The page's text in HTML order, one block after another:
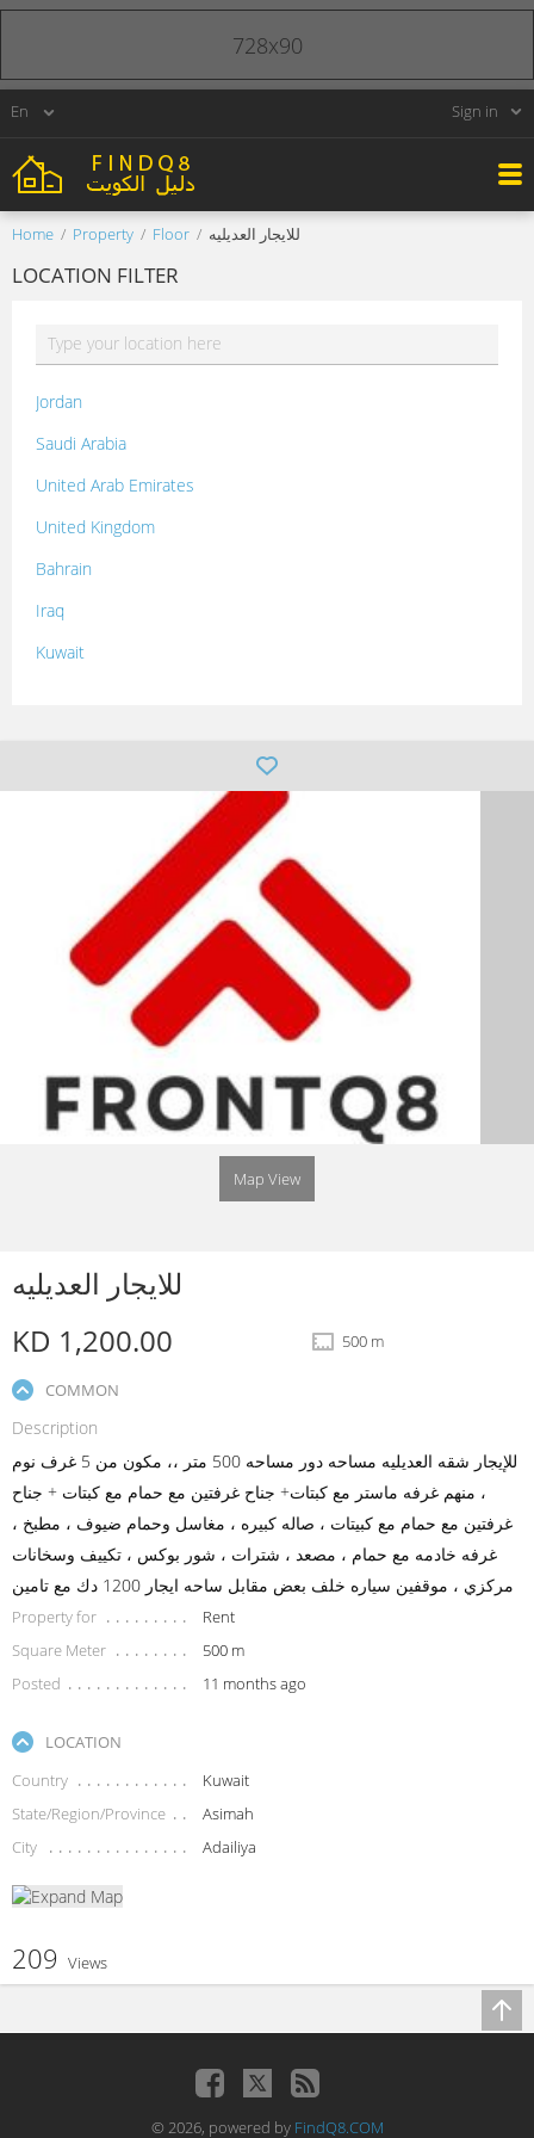
Sign in
Home Property Floor للايجار العديليه
LOCATION FILTER
Jordan
Saudi Arabia
United Arab Emirates
United Kingdom
Bahrain
Iraq
Kuwait
Tunisia
Turkey
Map View
للايجار العديليه
KD 1,200.00
500 m
COMMON
Description
للإيجار شقه العديليه مساحه دور مساحه 500 متر ،، مكون من 5 غرف نوم
، منهم غرفه ماستر مع كبتات+ جناح غرفتين مع حمام مع كبتات + جناح
غرفتين مع حمام مع كبيتات ، صاله كبيره ، مغاسل وحمام ضيوف ، مطبخ ،
غرفه خادمه مع حمام ، مصعد ، شترات ، شور بوكس ، تكييف وسخانات
مركزي ، موقفين سياره خلف بعض مقابل ساحه ايجار 1200 دك مع تامين
Property for
Rent
Square Meter
500 m
Posted
11 months ago
LOCATION
Country
Kuwait
State/Region/Province
Asimah
City
Adailiya
209 Views
728x90
© 2026, powered by FindQ8.COM